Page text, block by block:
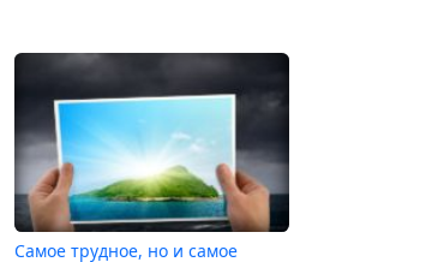
Самое трудное, но и самое